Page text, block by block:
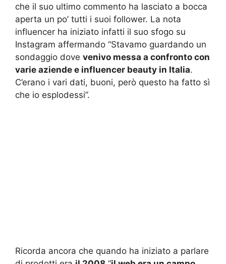
che il suo ultimo commento ha lasciato a bocca
aperta un po’ tutti i suoi follower. La nota
influencer ha iniziato infatti il suo sfogo su
Instagram affermando “Stavamo guardando un
sondaggio dove venivo messa a confronto con
varie aziende e influencer beauty in Italia.
C’erano i vari dati, buoni, però questo ha fatto sì
che io esplodessi”.
Ricorda ancora che quando ha iniziato a parlare